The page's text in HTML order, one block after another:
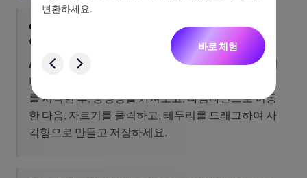
Q1. 아이무비의 종횡비를 정사각형으로 변경하려면
어떻게 해야 하나요?
A1:
위에서 설명한 것과 동일한 단계를 사용하여 종횡
비를 정사각형으로 변경할 수 있습니다. 새 프로젝트
를 시작한 후, 동영상을 가져오고, 타임라인으로 이동
한 다음, 자르기를 클릭하고, 테두리를 드래그하여 사
각형으로 만들고 저장하세요.
변환하세요.
바로 체험